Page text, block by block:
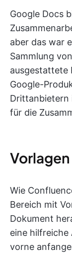
Google Docs
aber das war
Sammlung
ausgestattete
Google-
Drittanbietern
für die
Vorlagen
Wie
Bereich mit
Dokument
eine hilfreiche
vorne